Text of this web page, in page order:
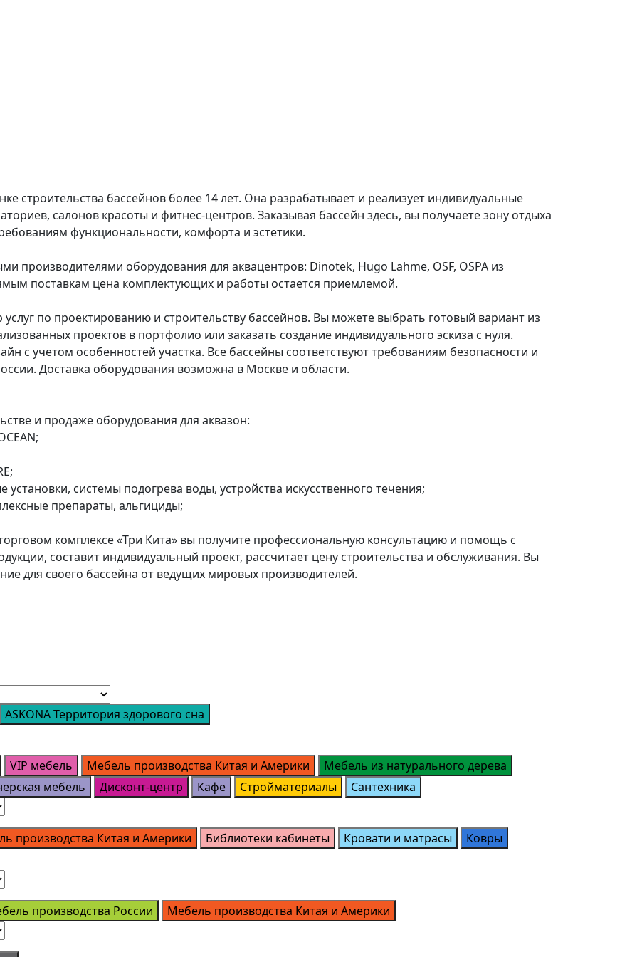
строительства бассейнов более 14 лет. Она разрабатывает и реализует индивидуальные
салонов красоты и фитнес-центров. Заказывая бассейн здесь, вы получаете зону отдыха
функциональности, комфорта и эстетики.
производителями оборудования для аквацентров: Dinotek, Hugo Lahme, OSF, OSPA из
поставкам цена комплектующих и работы остается приемлемой.
по проектированию и строительству бассейнов. Вы можете выбрать готовый вариант из
проектов в портфолио или заказать создание индивидуального эскиза с нуля.
с учетом особенностей участка. Все бассейны соответствуют требованиям безопасности и
Доставка оборудования возможна в Москве и области.
и продаже оборудования для аквазон:
системы подогрева воды, устройства искусственного течения;
препараты, альгициды;
комплексе «Три Кита» вы получите профессиональную консультацию и помощь с
составит индивидуальный проект, рассчитает цену строительства и обслуживания. Вы
для своего бассейна от ведущих мировых производителей.
ASKONA Территория здорового сна
VIP мебель Мебель производства Китая и Америки
Мебель из натурального дерева
мебель Дисконт-центр Кафе Стройматериалы Сантехника
производства Китая и Америки Библиотеки кабинеты Кровати и матрасы
Ковры
производства России Мебель производства Китая и Америки